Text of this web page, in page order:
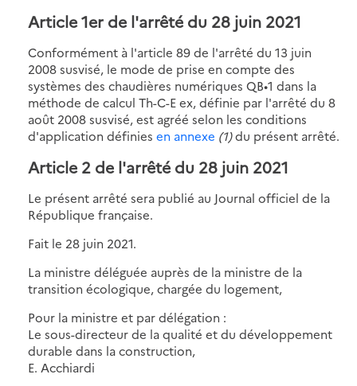
Article 1er de l'arrêté du 28 juin 2021
Conformément à l'article 89 de l'arrêté du 13 juin
2008 susvisé, le mode de prise en compte des
systèmes des chaudières numériques QB•1 dans la
méthode de calcul Th-C-E ex, définie par l'arrêté du 8
août 2008 susvisé, est agréé selon les conditions
d'application définies en annexe (1)du présent arrêté.
Article 2 de l'arrêté du 28 juin 2021
Le présent arrêté sera publié au Journal officiel de la
République française.
Fait le 28 juin 2021.
La ministre déléguée auprès de la ministre de la
transition écologique, chargée du logement,
Pour la ministre et par délégation :
Le sous-directeur de la qualité et du développement
durable dans la construction,
E. Acchiardi